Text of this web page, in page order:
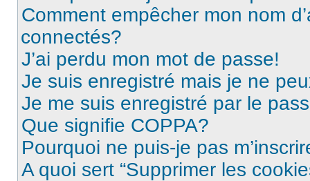
Comment empêcher mon nom
connectés?
J’ai perdu mon mot de passe!
Je suis enregistré mais je ne
Je me suis enregistré par le
Que signifie COPPA?
Pourquoi ne puis-je pas
A quoi sert “Supprimer les